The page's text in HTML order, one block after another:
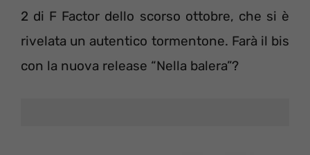
2 di F Factor dello scorso ottobre, che si è
rivelata un autentico tormentone. Farà il bis
con la nuova release “Nella balera”?